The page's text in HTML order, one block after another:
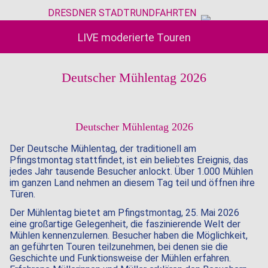
DRESDNER STADTRUNDFAHRTEN
LIVE moderierte Touren
Deutscher Mühlentag 2026
Deutscher Mühlentag 2026
Der Deutsche Mühlentag, der traditionell am
Pfingstmontag stattfindet, ist ein beliebtes Ereignis, das
jedes Jahr tausende Besucher anlockt. Über 1.000 Mühlen
im ganzen Land nehmen an diesem Tag teil und öffnen ihre
Türen.
Der Mühlentag bietet am Pfingstmontag, 25. Mai 2026
eine großartige Gelegenheit, die faszinierende Welt der
Mühlen kennenzulernen. Besucher haben die Möglichkeit,
an geführten Touren teilzunehmen, bei denen sie die
Geschichte und Funktionsweise der Mühlen erfahren.